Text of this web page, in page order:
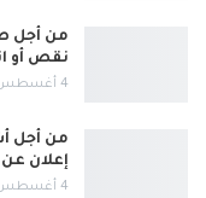
من أجل
نقص أو
4 أغسطس, 2026
من أجل
إعلان
4 أغسطس, 2026